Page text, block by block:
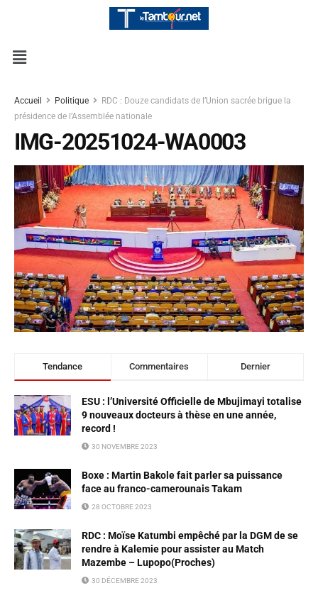
Accueil Politique
RDC : Douze candidats de l’Union sacrée brigue la
présidence de l’Assemblée nationale
IMG-20251024-WA0003
Tendance Commentaires Dernier
ESU : l’Université Officielle de Mbujimayi totalise
9 nouveaux docteurs à thèse en une année,
record !
30 NOVEMBRE 2023
Boxe : Martin Bakole fait parler sa puissance
face au franco-camerounais Takam
28 OCTOBRE 2023
RDC : Moïse Katumbi empêché par la DGM de se
rendre à Kalemie pour assister au Match
Mazembe – Lupopo(Proches)
30 DÉCEMBRE 2023